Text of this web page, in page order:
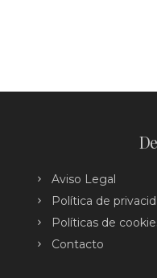
Aviso Legal
Política de
Políticas de
Contacto